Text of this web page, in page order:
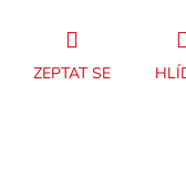
ZEPTAT SE